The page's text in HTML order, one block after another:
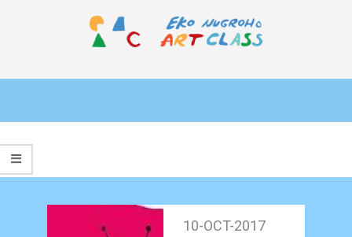
ART
CLASS
Primary
Menu
10-OCT-2017